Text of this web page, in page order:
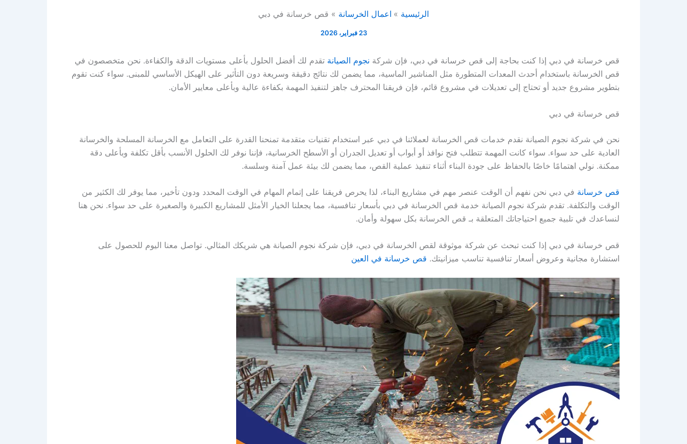
الرئيسية اعمال الخرسانة قص خرسانة في دبي
23 فبراير، 2026
قص خرسانة في دبي إذا كنت بحاجة إلى قص خرسانة في دبي، فإن شركة نجوم الصيانة تقدم لك أفضل الحلول بأعلى مستويات الدقة والكفاءة. نحن متخصصون في
قص الخرسانة باستخدام أحدث المعدات المتطورة مثل المناشير الماسية، مما يضمن لك نتائج دقيقة وسريعة دون التأثير على الهيكل الأساسي للمبنى. سواء كنت تقوم
بتطوير مشروع جديد أو تحتاج إلى تعديلات في مشروع قائم، فإن فريقنا المحترف جاهز لتنفيذ المهمة بكفاءة عالية وبأعلى معايير الأمان.
قص خرسانة في دبي
نحن في شركة نجوم الصيانة نقدم خدمات قص الخرسانة لعملائنا في دبي عبر استخدام تقنيات متقدمة تمنحنا القدرة على التعامل مع الخرسانة المسلحة والخرسانة
العادية على حد سواء. سواء كانت المهمة تتطلب فتح نوافذ أو أبواب أو تعديل الجدران أو الأسطح الخرسانية، فإننا نوفر لك الحلول الأنسب بأقل تكلفة وبأعلى دقة
ممكنة. نولي اهتمامًا خاصًا بالحفاظ على جودة البناء أثناء تنفيذ عملية القص، مما يضمن لك بيئة عمل آمنة وسلسة.
قص خرسانة في دبي نحن نفهم أن الوقت عنصر مهم في مشاريع البناء، لذا يحرص فريقنا على إتمام المهام في الوقت المحدد ودون تأخير، مما يوفر لك الكثير من
الوقت والتكلفة. تقدم شركة نجوم الصيانة خدمة قص الخرسانة في دبي بأسعار تنافسية، مما يجعلنا الخيار الأمثل للمشاريع الكبيرة والصغيرة على حد سواء. نحن هنا
لنساعدك في تلبية جميع احتياجاتك المتعلقة بـ قص الخرسانة بكل سهولة وأمان.
قص خرسانة في دبي إذا كنت تبحث عن شركة موثوقة لقص الخرسانة في دبي، فإن شركة نجوم الصيانة هي شريكك المثالي. تواصل معنا اليوم للحصول على
استشارة مجانية وعروض أسعار تنافسية تناسب ميزانيتك. قص خرسانة في العين